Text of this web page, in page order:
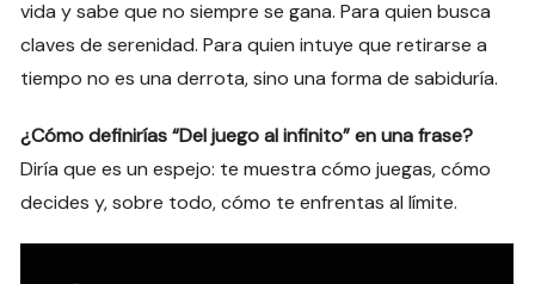
vida y sabe que no siempre se gana. Para quien busca
claves de serenidad. Para quien intuye que retirarse a
tiempo no es una derrota, sino una forma de sabiduría.
¿Cómo definirías “Del juego al infinito” en una frase?
Diría que es un espejo: te muestra cómo juegas, cómo
decides y, sobre todo, cómo te enfrentas al límite.